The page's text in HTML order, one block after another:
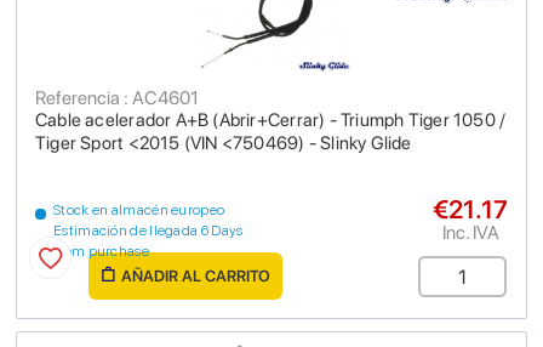
Cable acelerador A+B (Abrir+Cerrar) - Triumph Tiger 1050 /
Tiger Sport <2015 (VIN <750469) - Slinky Glide
Referencia : AC4601
Stock en almacén europeo
Estimación de llegada 6 Days
from purchase
€21.17
Inc. IVA
AÑADIR AL CARRITO